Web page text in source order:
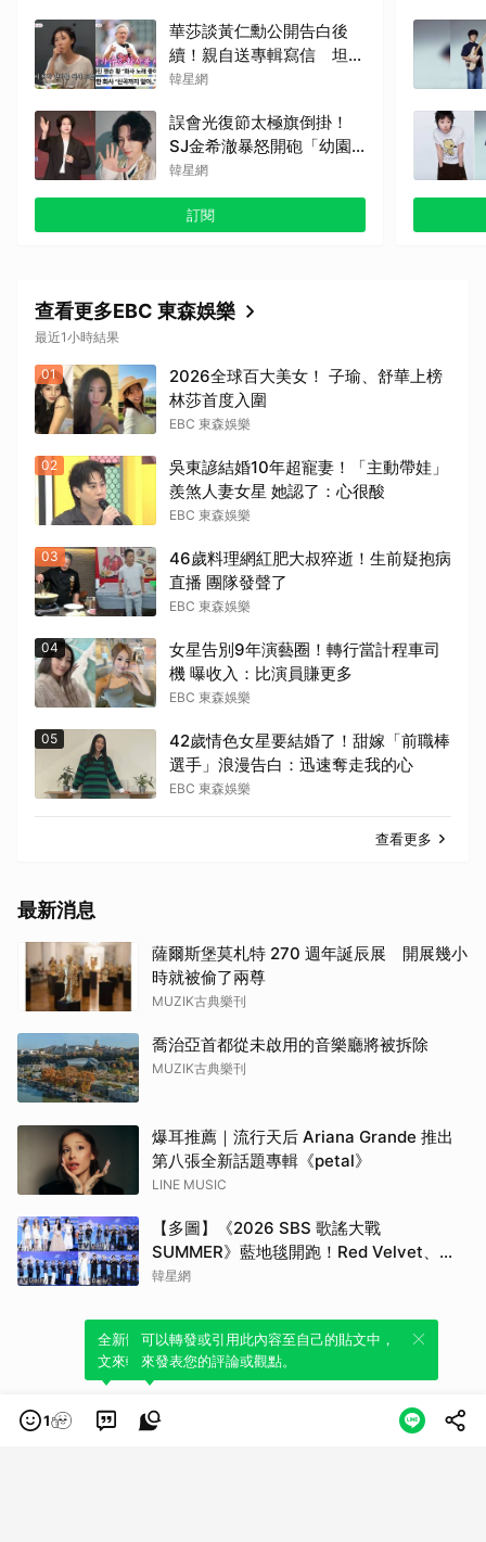
華莎談黃仁勳公開告白後
續！親自送專輯寫信 坦言
「不懂經濟，所以沒認出
韓星網
誤會光復節太極旗倒掛！
SJ金希澈暴怒開砲「幼園
生都會畫」 遭打臉後火速
道歉：是我蠢
韓星網
訂閱
查看更多EBC 東森娛樂
最近1小時結果
01
2026全球百大美女！ 子瑜、舒華上榜
林莎首度入圍
EBC 東森娛樂
02
吳東諺結婚10年超寵妻！「主動帶娃」
羨煞人妻女星 她認了：心很酸
EBC 東森娛樂
03
46歲料理網紅肥大叔猝逝！生前疑抱病
直播 團隊發聲了
EBC 東森娛樂
04
女星告別9年演藝圈！轉行當計程車司
機 曝收入：比演員賺更多
EBC 東森娛樂
05
42歲情色女星要結婚了！甜嫁「前職棒
選手」浪漫告白：迅速奪走我的心
EBC 東森娛樂
查看更多
最新消息
薩爾斯堡莫札特 270 週年誕辰展 開展幾小
時就被偷了兩尊
MUZIK古典樂刊
喬治亞首都從未啟用的音樂廳將被拆除
MUZIK古典樂刊
爆耳推薦｜流行天后 Ariana Grande 推出
第八張全新話題專輯《petal》
LINE MUSIC
【多圖】《2026 SBS 歌謠大戰
SUMMER》藍地毯開跑！Red Velvet、
Stray Kids、ATEEZ、RIIZE等愛豆登場
韓星網
1
全新體驗！一鍵引用此內容，透過發布貼
文來輕鬆表達個人立場。
可以轉發或引用此內容至自己的貼文中，
來發表您的評論或觀點。